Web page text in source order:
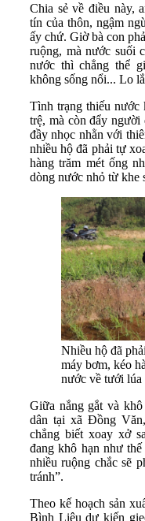
Chia sẻ về điều này,
tín của thôn, ngậm
ấy chứ. Giờ bà con
ruộng, mà nước suối
nước thì chẳng thể
không sống nổi... Lo
Tình trạng thiếu nước
trệ, mà còn đẩy người
đầy nhọc nhằn với
nhiều hộ đã phải tự
hàng trăm mét ống
dòng nước nhỏ từ khe
Nhiều hộ đã
máy bơm, kéo
nước về tưới lúa
Giữa nắng gắt và
dân tại xã Đồng
chẳng biết xoay xở
đang khô hạn như
nhiều ruộng chắc sẽ
tránh”.
Theo kế hoạch sản
Bình Liêu dự kiến